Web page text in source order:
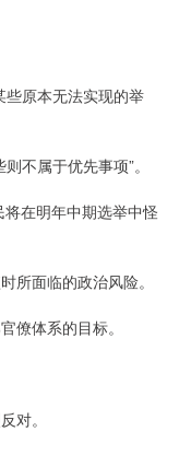
原本无法实现的举
不属于优先事项”。
在明年中期选举中怪
面临的政治风险。
体系的目标。
对。